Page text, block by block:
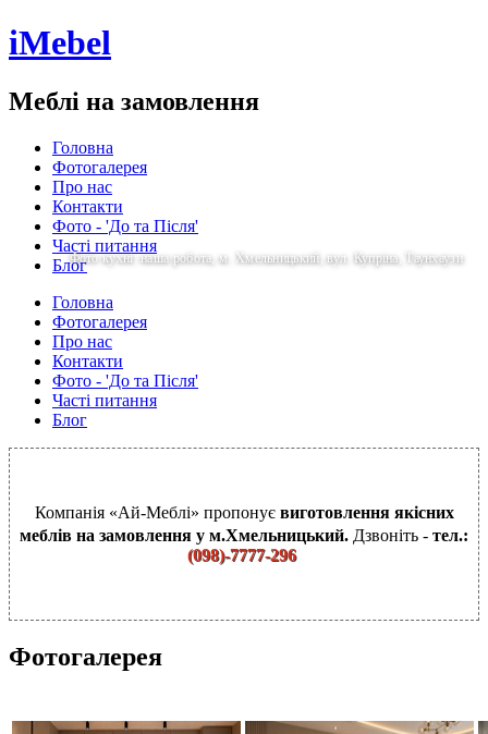
Фото кухні: наша робота, м. Хмельницький, вул. Купріна, Таунхаузи
iMebel
Меблі на замовлення
Головна
Фотогалерея
Про нас
Контакти
Фото - 'До та Після'
Часті питання
Блог
Головна
Фотогалерея
Про нас
Контакти
Фото - 'До та Після'
Часті питання
Блог
Компанія «Ай-Меблі» пропонує виготовлення якісних
меблів на замовлення у м.Хмельницький. Дзвоніть - тел.:
(098)-7777-296
Фотогалерея